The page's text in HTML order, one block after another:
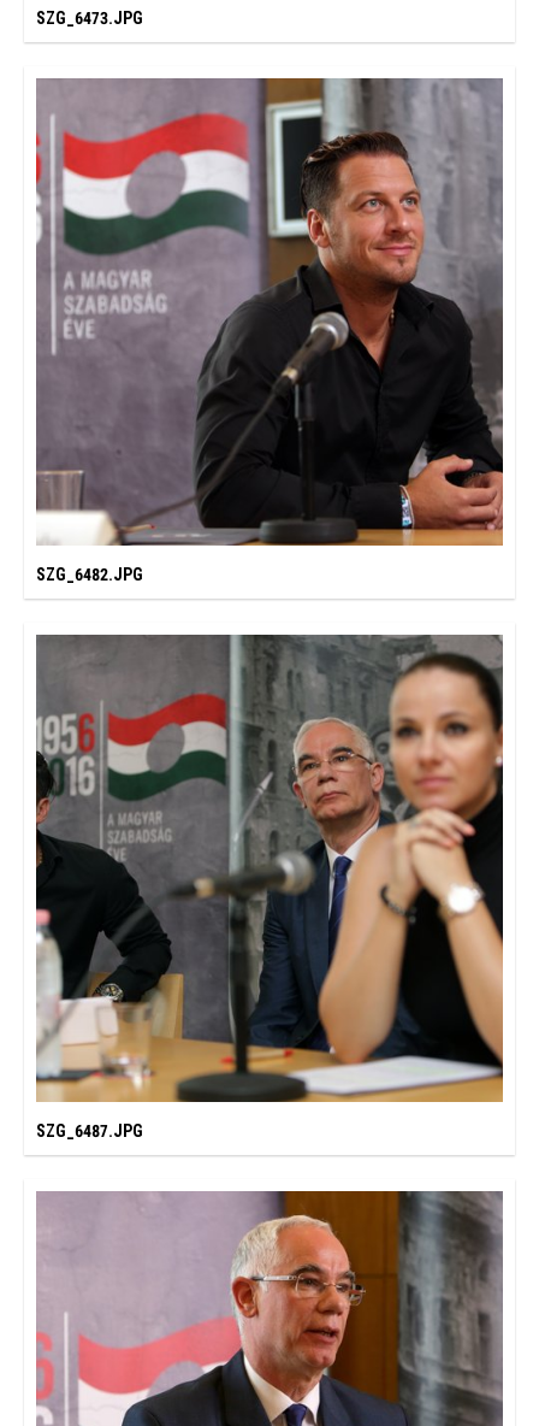
SZG_6473.JPG
SZG_6482.JPG
SZG_6487.JPG